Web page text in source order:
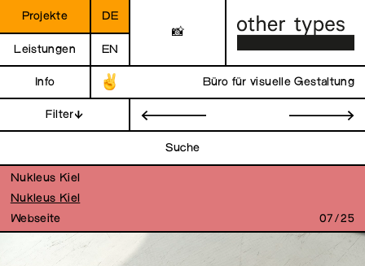
Projekte
Leistungen
Info
Filter
📸
Büro für visuelle Gestaltung
DE
EN
← →
Suche
Nukleus Kiel
Nukleus Kiel
Webseite
07/25